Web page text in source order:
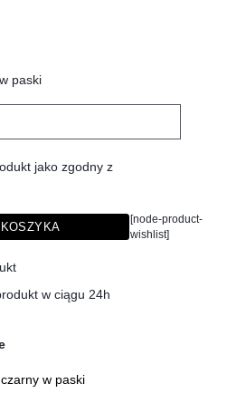
paski
jako zgodny z
[node-product-
wishlist]
w ciągu 24h
w paski